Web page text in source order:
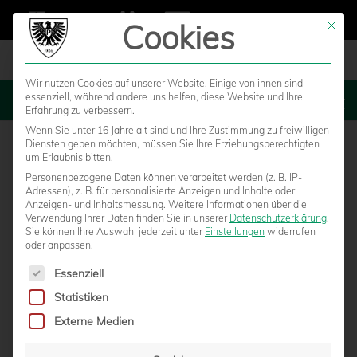
MENU
LAKTATTEST ERÖFFNET DIE
Mit
Cookies
Wir nutzen Cookies auf unserer Website. Einige von ihnen sind
essenziell, während andere uns helfen, diese Website und Ihre
Erfahrung zu verbessern.
Wenn Sie unter 16 Jahre alt sind und Ihre Zustimmung zu freiwilligen
Diensten geben möchten, müssen Sie Ihre Erziehungsberechtigten
um Erlaubnis bitten.
Personenbezogene Daten können verarbeitet werden (z. B. IP-
Adressen), z. B. für personalisierte Anzeigen und Inhalte oder
Anzeigen- und Inhaltsmessung. Weitere Informationen über die
Verwendung Ihrer Daten finden Sie in unserer Datenschutzerklärung.
Sie können Ihre Auswahl jederzeit unter Einstellungen widerrufen
oder anpassen.
Es folgt eine Liste der Service-Gruppen, für die eine
Essenziell
Statistiken
Externe Medien